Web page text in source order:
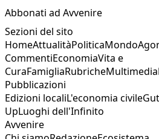
Abbonati ad Avvenire
Sezioni del sito
HomeAttualitàPoliticaMondo
CommentiEconomiaVita e
CuraFamigliaRubricheMultimedia
Pubblicazioni
Edizioni localiL'economia civile
UpLuoghi dell'Infinito
Avvenire